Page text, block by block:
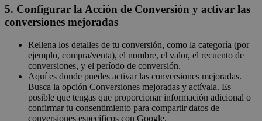
5. Configurar la Acción de Conversión y activar las
conversiones mejoradas
Rellena los detalles de tu conversión, como la categoría (por
ejemplo, compra/venta), el nombre, el valor, el recuento de
conversiones, y el período de conversión.
Aquí es donde puedes activar las conversiones mejoradas.
Busca la opción Conversiones mejoradas y actívala. Es
posible que tengas que proporcionar información adicional o
confirmar tu consentimiento para compartir datos de
conversiones específicos con Google.